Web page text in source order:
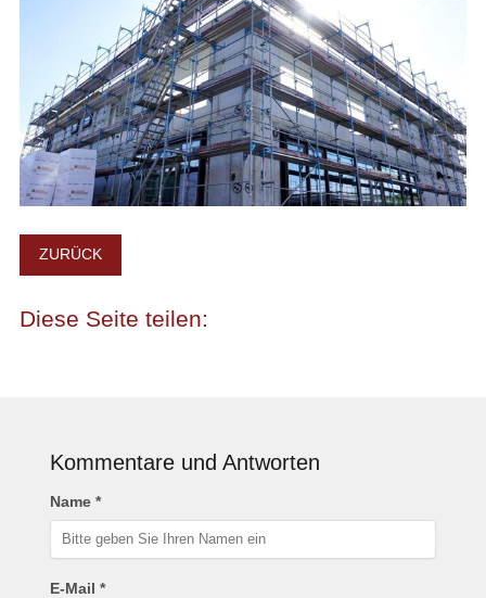
ZURÜCK
Kommentare und Antworten
Name *
E-Mail *